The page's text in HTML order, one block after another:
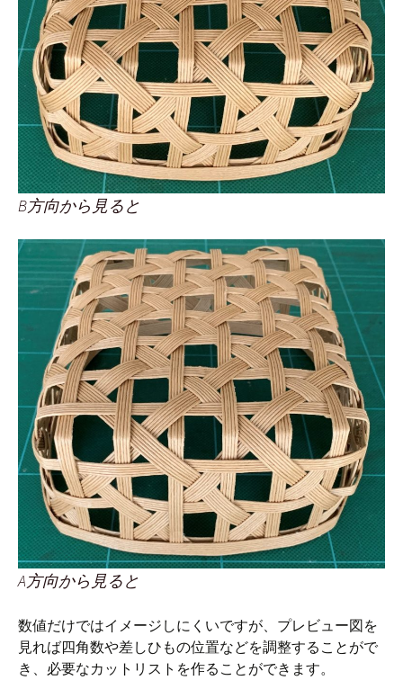
B方向から見ると
A方向から見ると
数値だけではイメージしにくいですが、プレビュー図を
見れば四角数や差しひもの位置などを調整することがで
き、必要なカットリストを作ることができます。